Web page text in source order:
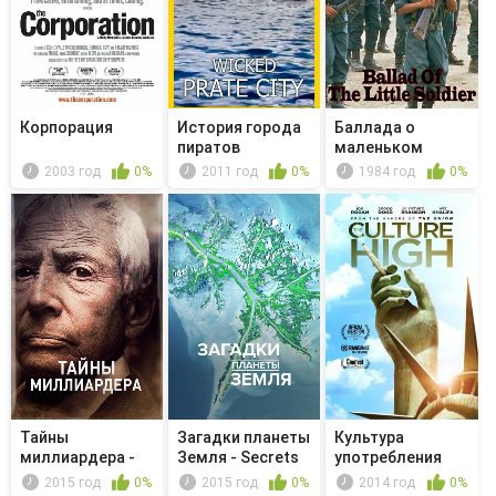
Корпорация
2003 год 0%
История города
пиратов
2011 год 0%
Баллада о
маленьком
солдате
1984 год 0%
Тайны
миллиардера -
Chapter 8:
2015 год 0%
Загадки планеты
Земля - Secrets
of th...2015 год 0%
Культура
употребления
2014 год 0%